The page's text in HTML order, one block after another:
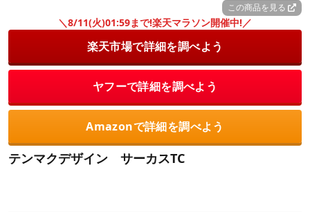
この商品を見る
＼8/11(火)01:59まで!楽天マラソン開催中!／
楽天市場で詳細を調べよう
ヤフーで詳細を調べよう
Amazonで詳細を調べよう
テンマクデザイン サーカスTC